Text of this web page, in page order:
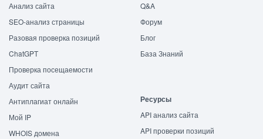
Анализ сайта
SEO-анализ страницы
Разовая проверка позиций
ChatGPT
Проверка посещаемости
Аудит сайта
Антиплагиат онлайн
Мой IP
WHOIS домена
Q&A
Форум
Блог
База Знаний
Ресурсы
API анализ сайта
API проверки позиций